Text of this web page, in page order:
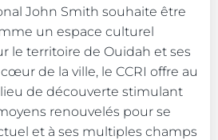
John Smith souhaite être
un espace culturel
le territoire de Ouidah et ses
de la ville, le CCRI offre au
de découverte stimulant
renouvelés pour se
et à ses multiples champs